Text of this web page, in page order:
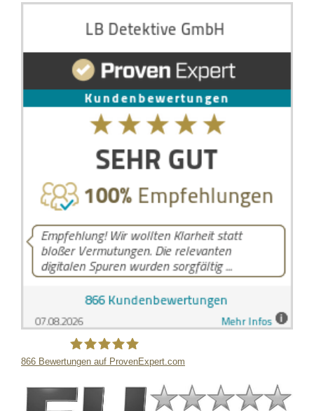
LB Detektive GmbH
866 Bewertungen auf ProvenExpert.com